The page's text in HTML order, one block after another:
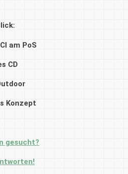
am PoS
CD
Konzept
gesucht?